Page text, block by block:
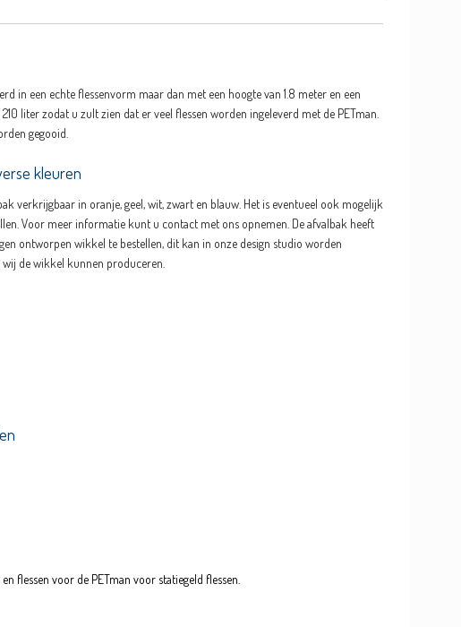
in een echte flessenvorm maar dan met een hoogte van 1.8 meter en een
liter zodat u zult zien dat er veel flessen worden ingeleverd met de PETman.
gegooid.
kleuren
verkrijgbaar in oranje, geel, wit, zwart en blauw. Het is eventueel ook mogelijk
Voor meer informatie kunt u contact met ons opnemen. De afvalbak heeft
ontworpen wikkel te bestellen, dit kan in onze design studio worden
de wikkel kunnen produceren.
flessen voor de PETman voor statiegeld flessen.